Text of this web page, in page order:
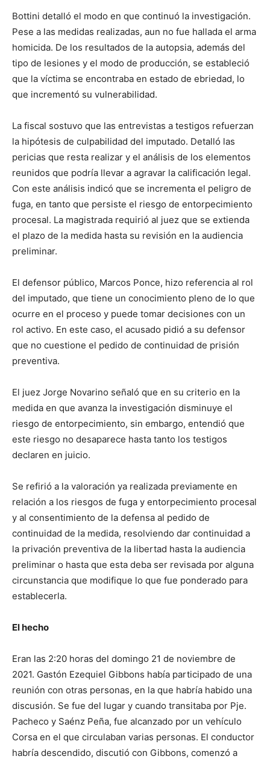
Bottini detalló el modo en que continuó la investigación.
Pese a las medidas realizadas, aun no fue hallada el arma
homicida. De los resultados de la autopsia, además del
tipo de lesiones y el modo de producción, se estableció
que la víctima se encontraba en estado de ebriedad, lo
que incrementó su vulnerabilidad.
La fiscal sostuvo que las entrevistas a testigos refuerzan
la hipótesis de culpabilidad del imputado. Detalló las
pericias que resta realizar y el análisis de los elementos
reunidos que podría llevar a agravar la calificación legal.
Con este análisis indicó que se incrementa el peligro de
fuga, en tanto que persiste el riesgo de entorpecimiento
procesal. La magistrada requirió al juez que se extienda
el plazo de la medida hasta su revisión en la audiencia
preliminar.
El defensor público, Marcos Ponce, hizo referencia al rol
del imputado, que tiene un conocimiento pleno de lo que
ocurre en el proceso y puede tomar decisiones con un
rol activo. En este caso, el acusado pidió a su defensor
que no cuestione el pedido de continuidad de prisión
preventiva.
El juez Jorge Novarino señaló que en su criterio en la
medida en que avanza la investigación disminuye el
riesgo de entorpecimiento, sin embargo, entendió que
este riesgo no desaparece hasta tanto los testigos
declaren en juicio.
Se refirió a la valoración ya realizada previamente en
relación a los riesgos de fuga y entorpecimiento procesal
y al consentimiento de la defensa al pedido de
continuidad de la medida, resolviendo dar continuidad a
la privación preventiva de la libertad hasta la audiencia
preliminar o hasta que esta deba ser revisada por alguna
circunstancia que modifique lo que fue ponderado para
establecerla.
El hecho
Eran las 2:20 horas del domingo 21 de noviembre de
2021. Gastón Ezequiel Gibbons había participado de una
reunión con otras personas, en la que habría habido una
discusión. Se fue del lugar y cuando transitaba por Pje.
Pacheco y Saénz Peña, fue alcanzado por un vehículo
Corsa en el que circulaban varias personas. El conductor
habría descendido, discutió con Gibbons, comenzó a